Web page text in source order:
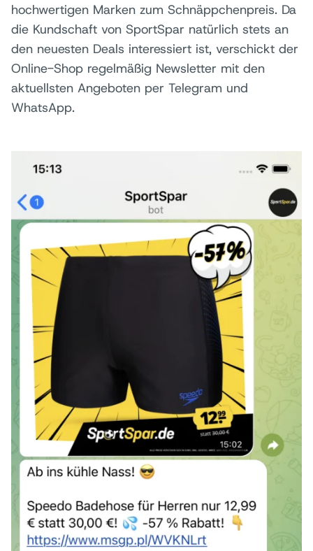
hochwertigen Marken zum Schnäppchenpreis. Da
die Kundschaft von SportSpar natürlich stets an
den neuesten Deals interessiert ist, verschickt der
Online-Shop regelmäßig Newsletter mit den
aktuellsten Angeboten per Telegram und
WhatsApp.